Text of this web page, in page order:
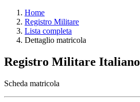
Home
Registro Militare
Lista completa
Dettaglio matricola
Registro Militare Italiano
Scheda matricola